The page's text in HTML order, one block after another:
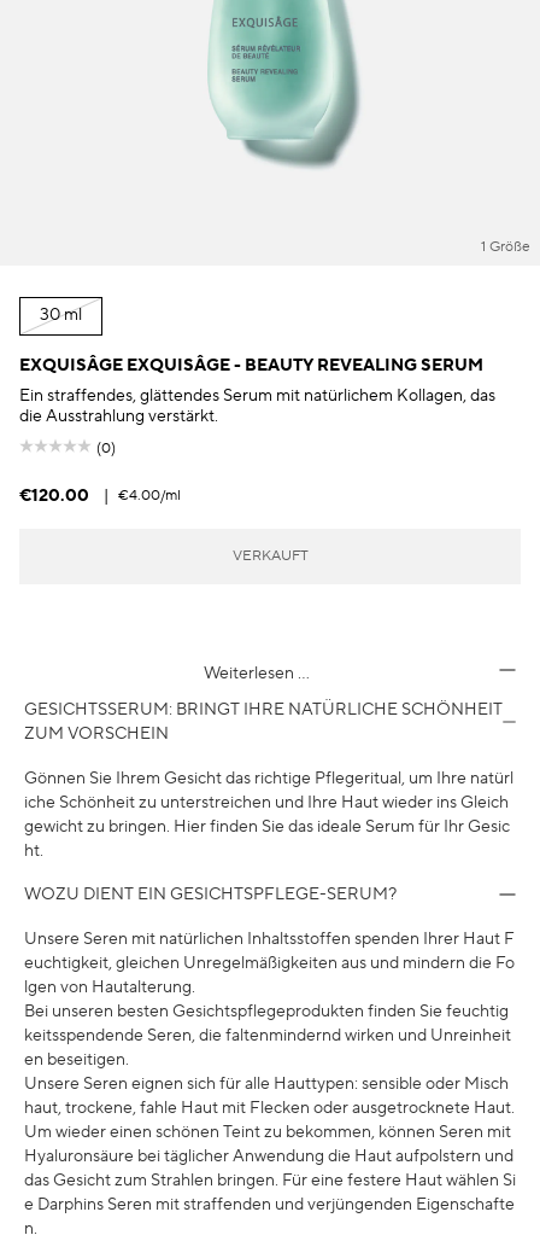
1 Größe
30 ml
EXQUISÂGE EXQUISÂGE - BEAUTY REVEALING SERUM
Ein straffendes, glättendes Serum mit natürlichem Kollagen, das
die Ausstrahlung verstärkt.
(0)
€120.00 | €4.00/ml
VERKAUFT
Weiterlesen …
GESICHTSSERUM: BRINGT IHRE NATÜRLICHE SCHÖNHEIT
ZUM VORSCHEIN
Gönnen Sie Ihrem Gesicht das richtige Pflegeritual, um Ihre natürl
iche Schönheit zu unterstreichen und Ihre Haut wieder ins Gleich
gewicht zu bringen. Hier finden Sie das ideale Serum für Ihr Gesic
ht.
WOZU DIENT EIN GESICHTSPFLEGE-SERUM?
Unsere Seren mit natürlichen Inhaltsstoffen spenden Ihrer Haut F
euchtigkeit, gleichen Unregelmäßigkeiten aus und mindern die Fo
lgen von Hautalterung.
Bei unseren besten Gesichtspflegeprodukten finden Sie feuchtig
keitsspendende Seren, die faltenmindernd wirken und Unreinheit
en beseitigen.
Unsere Seren eignen sich für alle Hauttypen: sensible oder Misch
haut, trockene, fahle Haut mit Flecken oder ausgetrocknete Haut.
Um wieder einen schönen Teint zu bekommen, können Seren mit
Hyaluronsäure bei täglicher Anwendung die Haut aufpolstern und
das Gesicht zum Strahlen bringen. Für eine festere Haut wählen Si
e Darphins Seren mit straffenden und verjüngenden Eigenschafte
n.